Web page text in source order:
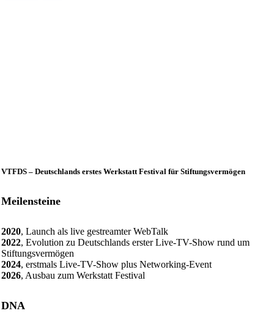
VTFDS – Deutschlands erstes Werkstatt Festival für Stiftungsvermögen
Meilensteine
2020, Launch als live gestreamter WebTalk
2022, Evolution zu Deutschlands erster Live-TV-Show rund um
Stiftungsvermögen
2024, erstmals Live-TV-Show plus Networking-Event
2026, Ausbau zum Werkstatt Festival
DNA